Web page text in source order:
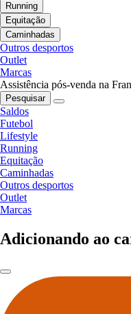
Running
Equitação
Caminhadas
Outros desportos
Outlet
Marcas
Assistência pós-venda na
Pesquisar
Saldos
Futebol
Lifestyle
Running
Equitação
Caminhadas
Outros desportos
Outlet
Marcas
Adicionando ao